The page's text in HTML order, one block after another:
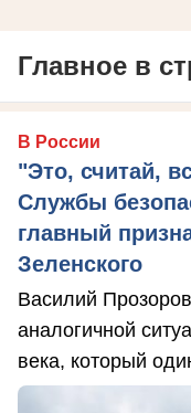
Главное в
В России
"Это, считай,
Службы
главный
Зеленского
Василий
аналогичной
века, который